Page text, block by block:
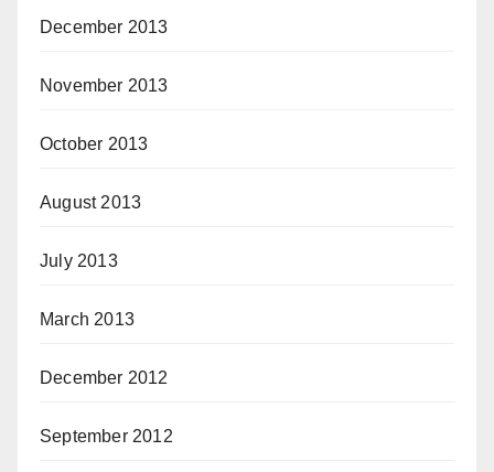
December 2013
November 2013
October 2013
August 2013
July 2013
March 2013
December 2012
September 2012